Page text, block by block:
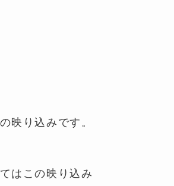
映り込みです。
はこの映り込み